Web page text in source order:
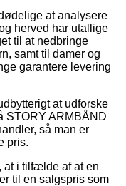
at analysere
herved har utallige
til at nedbringe
samt til damer og
garantere levering
at udforske
STORY ARMBÅND
så man er
pris.
at i tilfælde af at en
til en salgspris som